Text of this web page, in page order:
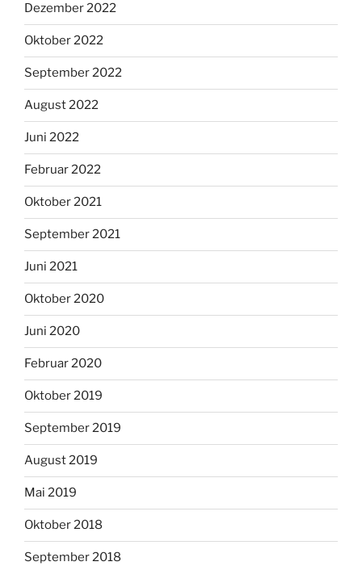
Dezember 2022
Oktober 2022
September 2022
August 2022
Juni 2022
Februar 2022
Oktober 2021
September 2021
Juni 2021
Oktober 2020
Juni 2020
Februar 2020
Oktober 2019
September 2019
August 2019
Mai 2019
Oktober 2018
September 2018